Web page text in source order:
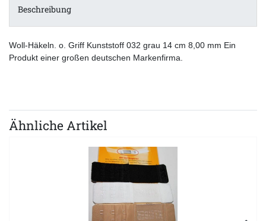
Beschreibung
Woll-Häkeln. o. Griff Kunststoff 032 grau 14 cm 8,00 mm Ein
Produkt einer großen deutschen Markenfirma.
Ähnliche Artikel